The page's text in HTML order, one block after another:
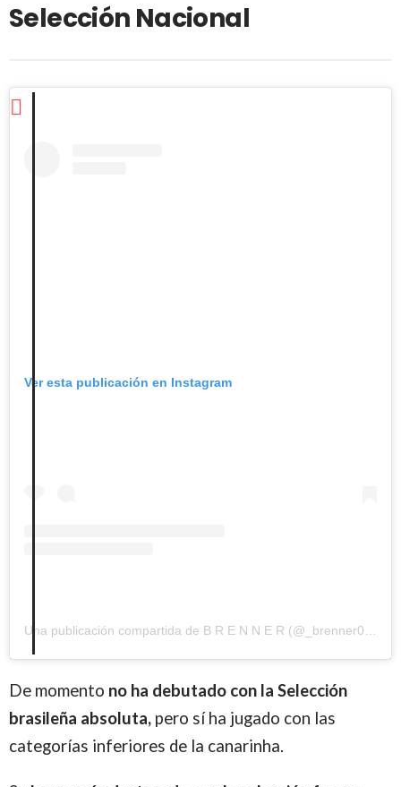
Selección Nacional
Ver esta publicación en Instagram
De momento no ha debutado con la Selección
brasileña absoluta, pero sí ha jugado con las
categorías inferiores de la canarinha.